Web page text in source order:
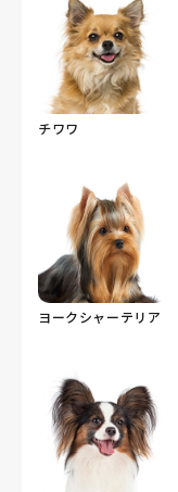
チワワ
ヨークシャーテリア